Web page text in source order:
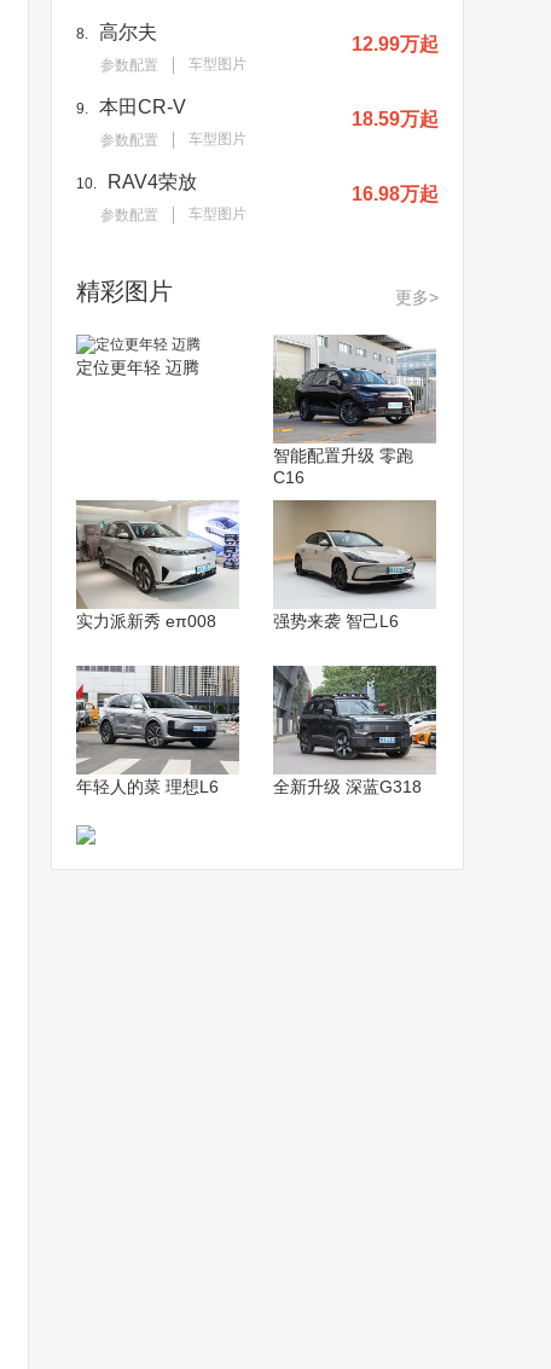
8. 高尔夫
参数配置 车型图片
12.99万起
9. 本田CR-V
参数配置 车型图片
18.59万起
10. RAV4荣放
参数配置 车型图片
16.98万起
精彩图片 更多>
定位更年轻 迈腾
智能配置升级 零跑
C16
实力派新秀 eπ008 强势来袭 智己L6
年轻人的菜 理想L6 全新升级 深蓝G318